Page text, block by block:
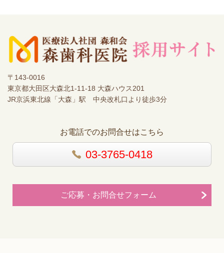
〒143-0016
東京都大田区大森北1-11-18 大森ハウス201
JR京浜東北線「大森」駅 中央改札口より徒歩3分
お電話でのお問合せはこちら
03-3765-0418
ご応募・お問合せフォーム